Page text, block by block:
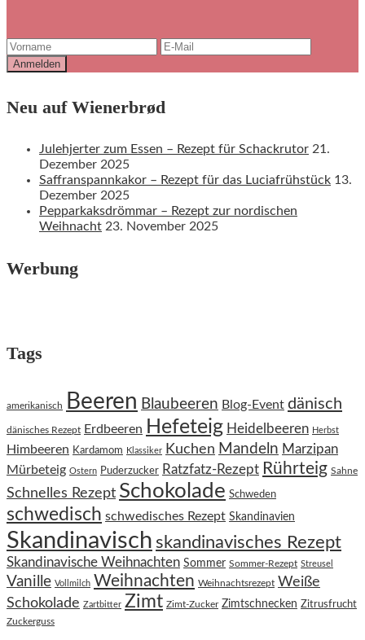
Neu auf Wienerbrød
Julehjerter zum Essen – Rezept für Schackrutor 21.
Dezember 2025
Saffranspannkakor – Rezept für das Luciafrühstück 13.
Dezember 2025
Pepparkaksdrömmar – Rezept zur nordischen
Weihnacht 23. November 2025
Werbung
Tags
amerikanisch Beeren Blaubeeren Blog-Event dänisch
dänisches Rezept Erdbeeren Hefeteig Heidelbeeren Herbst
Himbeeren Kardamom Klassiker Kuchen Mandeln Marzipan
Mürbeteig Ostern Puderzucker Ratzfatz-Rezept Rührteig Sahne
Schnelles Rezept Schokolade Schweden
schwedisch schwedisches Rezept Skandinavien
Skandinavisch skandinavisches Rezept
Skandinavische Weihnachten Sommer Sommer-Rezept Streusel
Vanille Vollmilch Weihnachten Weihnachtsrezept Weiße
Schokolade Zartbitter Zimt Zimt-Zucker Zimtschnecken Zitrusfrucht
Zuckerguss